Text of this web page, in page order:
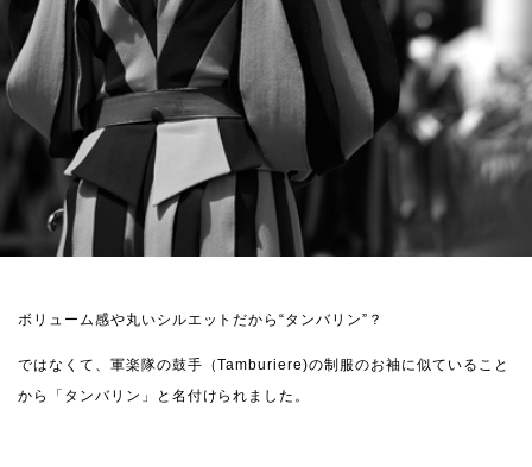
ボリューム感や丸いシルエットだから“タンバリン”？
ではなくて、軍楽隊の鼓手（Tamburiere)の制服のお袖に似ていること
から「タンバリン」と名付けられました。